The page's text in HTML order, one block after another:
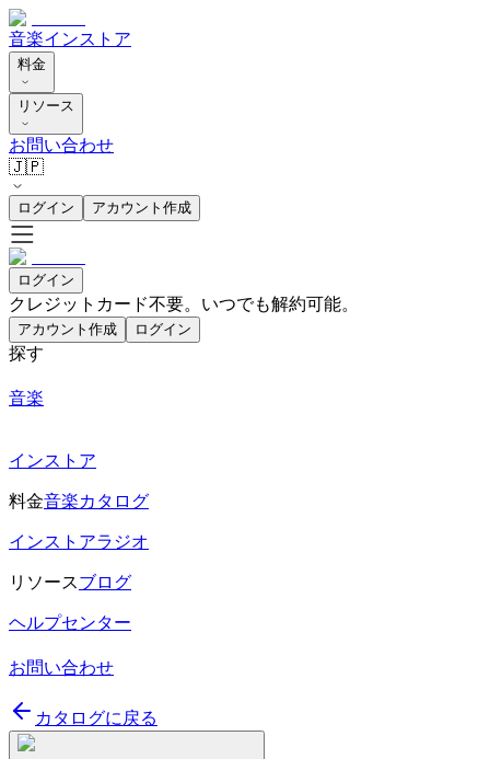
音楽インストア
料金
リソース
お問い合わせ
🇯🇵
ログイン アカウント作成
ログイン
クレジットカード不要。いつでも解約可能。
アカウント作成 ログイン
探す
音楽
インストア
料金音楽カタログ
インストアラジオ
リソースブログ
ヘルプセンター
お問い合わせ
カタログに戻る